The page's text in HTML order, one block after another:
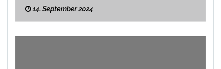
14. September 2024